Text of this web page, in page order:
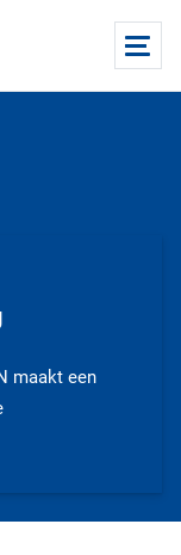
maakt een